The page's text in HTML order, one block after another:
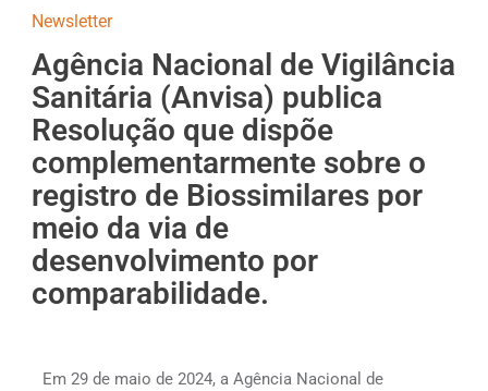
Newsletter
Agência Nacional de Vigilância
Sanitária (Anvisa) publica
Resolução que dispõe
complementarmente sobre o
registro de Biossimilares por
meio da via de
desenvolvimento por
comparabilidade.
Em 29 de maio de 2024, a Agência Nacional de